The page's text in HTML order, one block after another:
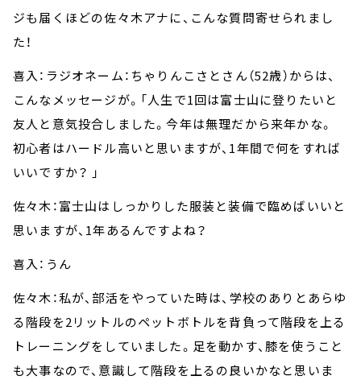
ジも届くほどの佐々木アナに、こんな質問寄せられまし
た！
喜入：ラジオネーム：ちゃりんこさとさん（52歳）からは、
こんなメッセージが。「人生で1回は富士山に登りたいと
友人と意気投合しました。今年は無理だから来年かな。
初心者はハードル高いと思いますが、1年間で何をすれば
いいですか？ 」
佐々木：富士山はしっかりした服装と装備で臨めばいいと
思いますが、1年あるんですよね？
喜入：うん
佐々木：私が、部活をやっていた時は、学校のありとあらゆ
る階段を2リットルのペットボトルを背負って階段を上る
トレーニングをしていました。足を動かす、膝を使うこと
も大事なので、意識して階段を上るの良いかなと思いま